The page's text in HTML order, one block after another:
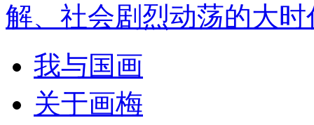
解、社会剧烈动荡的大时
我与国画
关于画梅